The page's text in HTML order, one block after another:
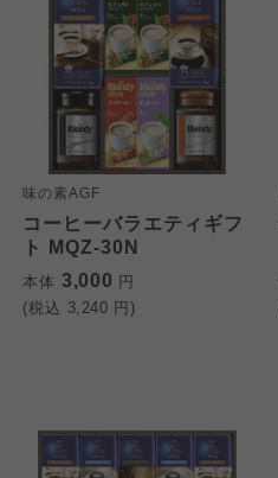
味の素AGF
コーヒーバラエティギフ
ト MQZ-30N
本体 3,000 円
(税込 3,240 円)